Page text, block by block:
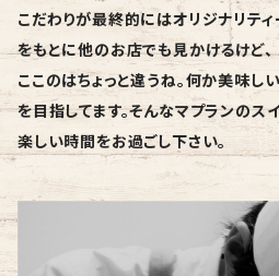
こだわりが最終的にはオリジナリティ
をもとに他のお店でも見かけるけど、
ここのはちょっと違うね。何か美味しい
を目指してます。そんなマプランのス
楽しい時間をお過ごし下さい。